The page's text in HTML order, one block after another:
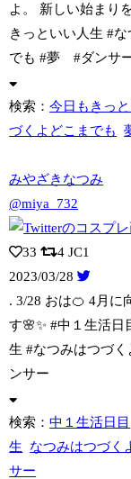
よ。 新しい始まり
きっといい人生 #
でも #夢 #ダンサ
検索：今日もきっ
づくよどこまでも
みやざきなつみ
@miya_732
33 4 JC1
2023/03/28
. 3/28 おは🍊 4月に
す🌸✨ #中１生活日
生 #なつみはつづ
ンサー
検索：中１生活日目
生
なつみはつづく
サー